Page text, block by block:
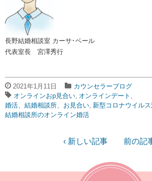
長野結婚相談室 カーサ･ベール
代表室長 宮澤秀行
2021年1月11日
カウンセラーブログ
オンラインおp見合い オンラインデート
婚活、結婚相談所、お見合い 新型コロナウイル
結婚相談所のオンライン婚活
‹ 新しい記事 前の記